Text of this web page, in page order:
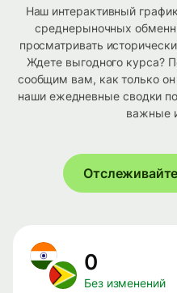
Наш интерактивный
среднерыночных
просматривать
Ждете выгодного курса?
сообщим вам, как только он
наши ежедневные сводки
важные
0
Без изменений